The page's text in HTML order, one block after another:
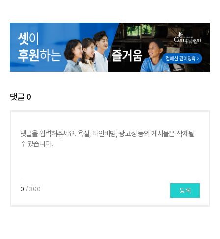
댓글0
0 / 300 등록